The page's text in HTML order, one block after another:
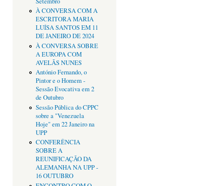
À CONVERSA COM A
ESCRITORA MARIA
LUÍSA SANTOS EM 11
DE JANEIRO DE 2024
À CONVERSA SOBRE
A EUROPA COM
AVELÃS NUNES
António Fernando, o
Pintor e o Homem -
Sessão Evocativa em 2
de Outubro
Sessão Pública do CPPC
sobre a "Venezuela
Hoje" em 22 Janeiro na
UPP
CONFERÊNCIA
SOBRE A
REUNIFICAÇÃO DA
ALEMANHA NA UPP -
16 OUTUBRO